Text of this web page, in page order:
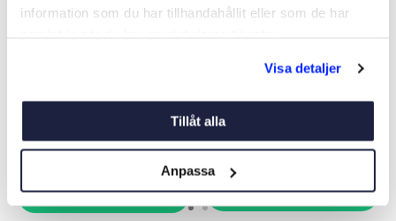
information som du har tillhandahållit eller som de har
Visa detaljer
Tillåt alla
Anpassa
Se varianter
69 kr
Köp